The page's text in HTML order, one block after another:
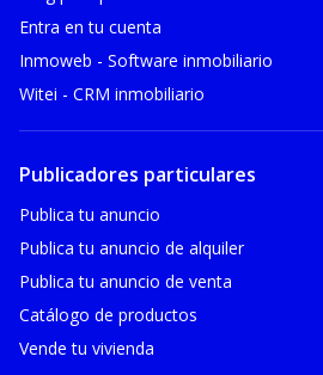
Entra en tu cuenta
Inmoweb - Software inmobiliario
Witei - CRM inmobiliario
Publicadores particulares
Publica tu anuncio
Publica tu anuncio de alquiler
Publica tu anuncio de venta
Catálogo de productos
Vende tu vivienda